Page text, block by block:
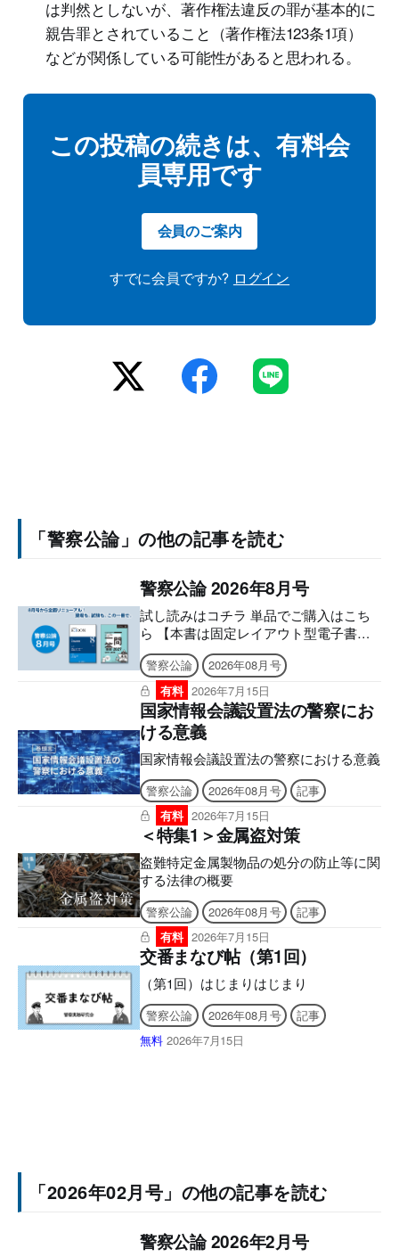
は判然としないが、著作権法違反の罪が基本的に
親告罪とされていること（著作権法123条1項）
などが関係している可能性があると思われる。
この投稿の続きは、有料会
員専用です
会員のご案内
すでに会員ですか? ログイン
「警察公論」の他の記事を読む
警察公論 2026年8月号
試し読みはコチラ 単品でご購入はこち
ら 【本書は固定レイアウト型電子書籍
のため、なるべく大きな画面でのご利用
を推奨しております。文字のハイライ
ト・検索・辞書・コピー・引用・音声読
み上げなどの機能はご利用いただけませ
ん。ご購入前に、無料サンプル等をお使
いの端末でご確認のうえ、ご購入くださ
い。】 ８月号から全面リニューアル！
現場も、試験も、この一冊で。 より見
やすく、より使いやすく。 雑誌「警察
公論」が誌面を一新し、実務にも昇任試
験にも、さらに役立つ内容へ！ ■電子版
のシリアルナンバーの発行について ア
プリへの問題のダウンロードには購読者
特典のシリアルナンバーが必要になりま
す。 ご購入後、誌面に記載の案内をご
確認の上、シリアルナンバー発行のご申
請をお願いいたします。後日、立花書房
よりメールでお送りいたします。 ［シ
リアルナンバー有効期限］ アプリ
「KEISATSU KORON PASSPORT」
2027年6月9日 まで Webメディア「警察
公論オンライン」2026年8月9日 まで
■2026年7月号電子版の付録に
警察公論
2026年08月号
有料 2026年7月15日
国家情報会議設置法の警察にお
ける意義
国家情報会議設置法の警察における意義
警察公論 2026年08月号
記事
有料 2026年7月15日
＜特集1＞金属盗対策
盗難特定金属製物品の処分の防止等に関
する法律の概要
警察公論 2026年08月号
記事
有料 2026年7月15日
交番まなび帖（第1回）
（第1回）はじまりはじまり
警察公論 2026年08月号
記事
無料 2026年7月15日
「2026年02月号」の他の記事を読む
警察公論 2026年2月号